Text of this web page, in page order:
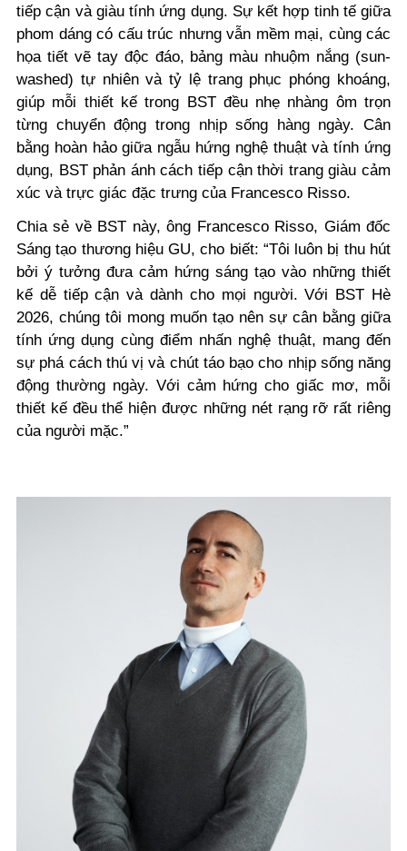
tiếp cận và giàu tính ứng dụng. Sự kết hợp tinh tế giữa
phom dáng có cấu trúc nhưng vẫn mềm mại, cùng các
họa tiết vẽ tay độc đáo, bảng màu nhuộm nắng (sun-
washed) tự nhiên và tỷ lệ trang phục phóng khoáng,
giúp mỗi thiết kế trong BST đều nhẹ nhàng ôm trọn
từng chuyển động trong nhịp sống hàng ngày. Cân
bằng hoàn hảo giữa ngẫu hứng nghệ thuật và tính ứng
dụng, BST phản ánh cách tiếp cận thời trang giàu cảm
xúc và trực giác đặc trưng của Francesco Risso.
Chia sẻ về BST này,ông Francesco Risso, Giám đốc
Sáng tạo thương hiệu GU, cho biết: “Tôi luôn bị thu hút
bởi ý tưởng đưa cảm hứng sáng tạo vào những thiết
kế dễ tiếp cận và dành cho mọi người. Với BST Hè
2026, chúng tôi mong muốn tạo nên sự cân bằng giữa
tính ứng dụng cùng điểm nhấn nghệ thuật, mang đến
sự phá cách thú vị và chút táo bạo cho nhịp sống năng
động thường ngày. Với cảm hứng cho giấc mơ, mỗi
thiết kế đều thể hiện được những nét rạng rỡ rất riêng
của người mặc.”